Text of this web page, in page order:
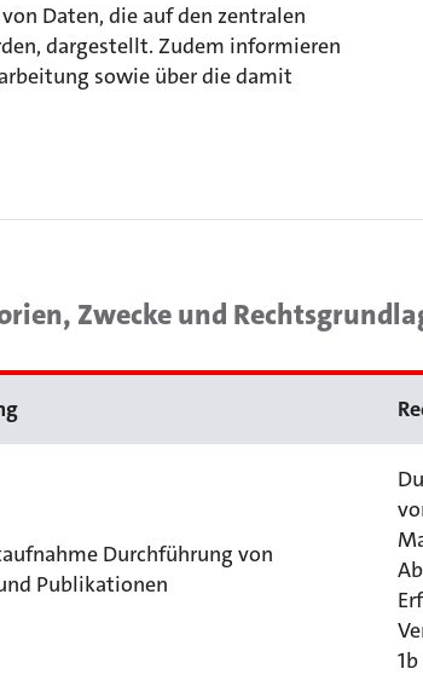
Daten, die auf den zentralen
dargestellt. Zudem informieren
sowie über die damit
Zwecke und
Durchführung von
Publikationen